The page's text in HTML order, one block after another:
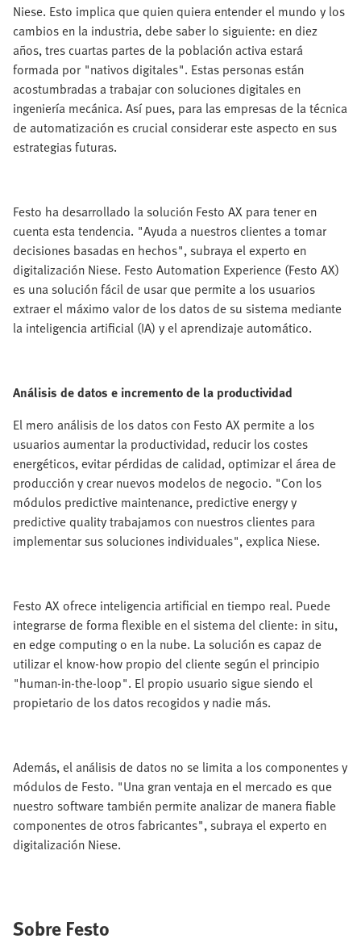
Niese. Esto implica que quien quiera entender el mundo y los
cambios en la industria, debe saber lo siguiente: en diez
años, tres cuartas partes de la población activa estará
formada por "nativos digitales". Estas personas están
acostumbradas a trabajar con soluciones digitales en
ingeniería mecánica. Así pues, para las empresas de la técnica
de automatización es crucial considerar este aspecto en sus
estrategias futuras.
Festo ha desarrollado la solución Festo AX para tener en
cuenta esta tendencia. "Ayuda a nuestros clientes a tomar
decisiones basadas en hechos", subraya el experto en
digitalización Niese. Festo Automation Experience (Festo AX)
es una solución fácil de usar que permite a los usuarios
extraer el máximo valor de los datos de su sistema mediante
la inteligencia artificial (IA) y el aprendizaje automático.
Análisis de datos e incremento de la productividad
El mero análisis de los datos con Festo AX permite a los
usuarios aumentar la productividad, reducir los costes
energéticos, evitar pérdidas de calidad, optimizar el área de
producción y crear nuevos modelos de negocio. "Con los
módulos predictive maintenance, predictive energy y
predictive quality trabajamos con nuestros clientes para
implementar sus soluciones individuales", explica Niese.
Festo AX ofrece inteligencia artificial en tiempo real. Puede
integrarse de forma flexible en el sistema del cliente: in situ,
en edge computing o en la nube. La solución es capaz de
utilizar el know-how propio del cliente según el principio
"human-in-the-loop". El propio usuario sigue siendo el
propietario de los datos recogidos y nadie más.
Además, el análisis de datos no se limita a los componentes y
módulos de Festo. "Una gran ventaja en el mercado es que
nuestro software también permite analizar de manera fiable
componentes de otros fabricantes", subraya el experto en
digitalización Niese.
Sobre Festo